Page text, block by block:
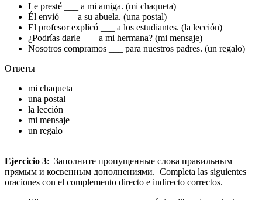
Le presté ___ a mi amiga. (mi chaqueta)
Él envió ___ a su abuela. (una postal)
El profesor explicó ___ a los estudiantes. (la lección)
¿Podrías darle ___ a mi hermana? (mi mensaje)
Nosotros compramos ___ para nuestros padres. (un regalo)
Ответы
mi chaqueta
una postal
la lección
mi mensaje
un regalo
Ejercicio 3: Заполните пропущенные слова правильным
прямым и косвенным дополнениями. Completa las siguientes
oraciones con el complemento directo e indirecto correctos.